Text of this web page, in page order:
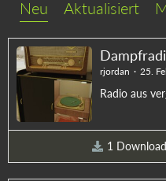
Neu Aktualisiert
rjordan 25.
Radio aus
1 Download